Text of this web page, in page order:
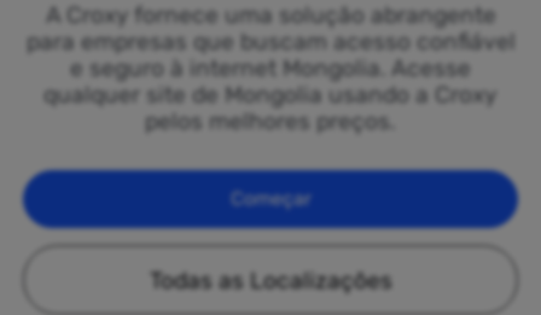
A Croxy fornece uma solução abrangente
para empresas que buscam acesso confiável
e seguro à internet Mongolia. Acesse
qualquer site de Mongolia usando a Croxy
pelos melhores preços.
Começar
Todas as Localizações